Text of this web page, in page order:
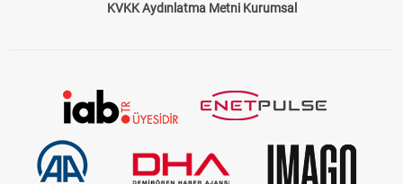
KVKK Aydınlatma Metni Kurumsal